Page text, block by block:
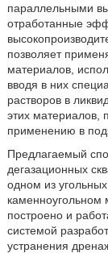
параллельными
отработанные
позволяет
материалов,
вводя в них
растворов в
этих материалов,
применению в
Предлагаемый
дегазационных
одном из
каменноугольном
построено и
системой
устранения